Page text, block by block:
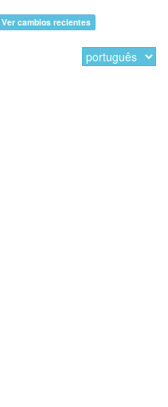
Ver cambios recientes